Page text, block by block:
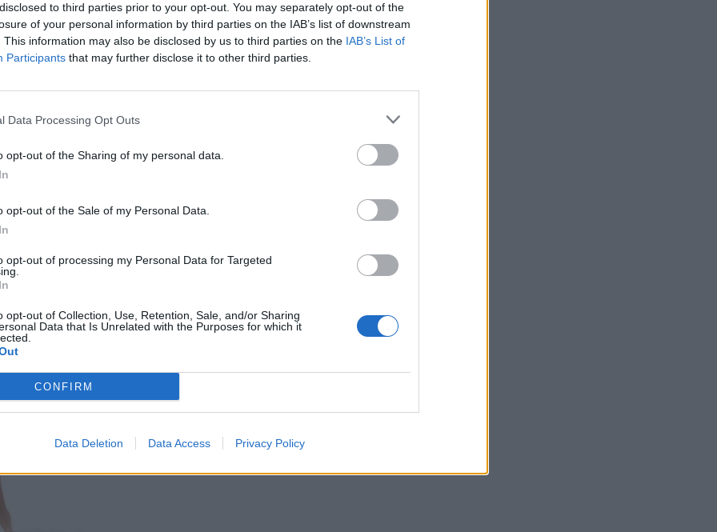
to third parties prior to your opt-out. You may separately opt-out of the
of your personal information by third parties on the IAB’s list of downstream
This information may also be disclosed by us to third parties on the IAB’s List of
Participants that may further disclose it to other third parties.
Data Processing Opt Outs
opt-out of the Sharing of my personal data.
opt-out of the Sale of my Personal Data.
opt-out of processing my Personal Data for Targeted
opt-out of Collection, Use, Retention, Sale, and/or Sharing
Data that Is Unrelated with the Purposes for which it
CONFIRM
Data Deletion Data Access Privacy Policy
Clubine on
erityisesti
Amerikkalainen televisiokaunotar Lindsay
Clubine on tullut amerikkalaisille
muistuttaa
toinen
päättyy